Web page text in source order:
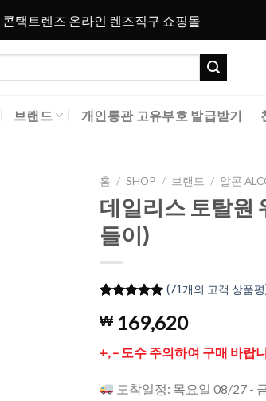
택트렌즈 온라인 렌즈직구 쇼핑몰
브랜드 개인통관 고유부호 발급받기
홈 / SHOP / 브랜드 / 알콘
데일리스 토탈원
들이)
고객 평가
를 기준으
로 5점 만
점에점으
(71개의 고객 상품
₩ 169,620
+, – 도수 주의하여 구매 바랍
도착일정: 목요일 08/27 -